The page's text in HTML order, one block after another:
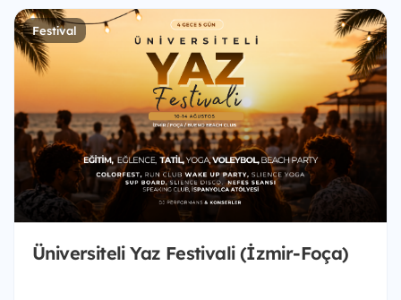
Festival
Üniversiteli Yaz Festivali (İzmir-Foça)